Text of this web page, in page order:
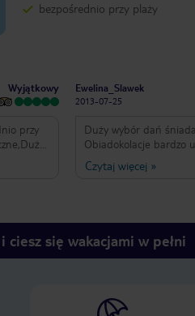
bezpośrednio przy plaży
Wyjątkowy
przy
Ewelina_Slawek
2013-07-25
Duży wybór dań
Obiadokolacje bardzo
możliwość
przysmaków; UWAGA!
czyste, codziennie
hotel elegancki,
do ok. 2 a.m., z
Czytaj więcej »
ciesz się wakacjami w pełni